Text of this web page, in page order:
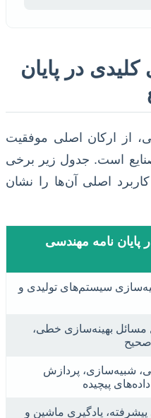
کلیدی در پایان
از ارکان اصلی موفقیت
است. جدول زیر برخی
کاربرد اصلی آن‌ها را نشان
پایان نامه مهندسی
سیستم‌های تولیدی و
بهینه‌سازی خطی،
شبیه‌سازی، پردازش
پیچیده
یادگیری ماشین و